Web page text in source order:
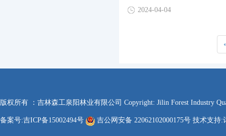
2024-04-04
版权所有 ：吉林森工泉阳林业有限公司 Copyright: Jilin Forest Industry
备案号:吉ICP备15002494号 吉公网安备 22062102000175号 技术支持: